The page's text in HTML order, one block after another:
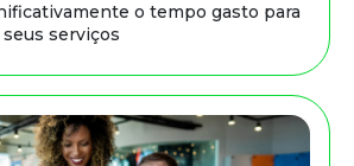
o tempo gasto para
serviços